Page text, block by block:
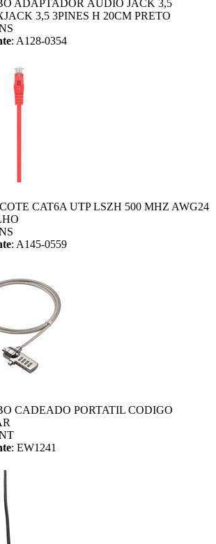
ADAPTADOR ÁUDIO JACK 3,5
3,5 3PINES H 20CM PRETO
: A128-0354
CAT6A UTP LSZH 500 MHZ AWG24
: A145-0559
CADEADO PORTATIL CODIGO
: EW1241